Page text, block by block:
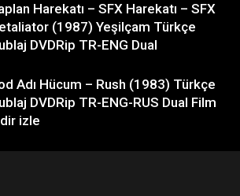
Harekatı – SFX Harekatı – SFX
(1987) Yeşilçam Türkçe
DVDRip TR-ENG Dual
Adı Hücum – Rush (1983) Türkçe
DVDRip TR-ENG-RUS Dual Film
izle